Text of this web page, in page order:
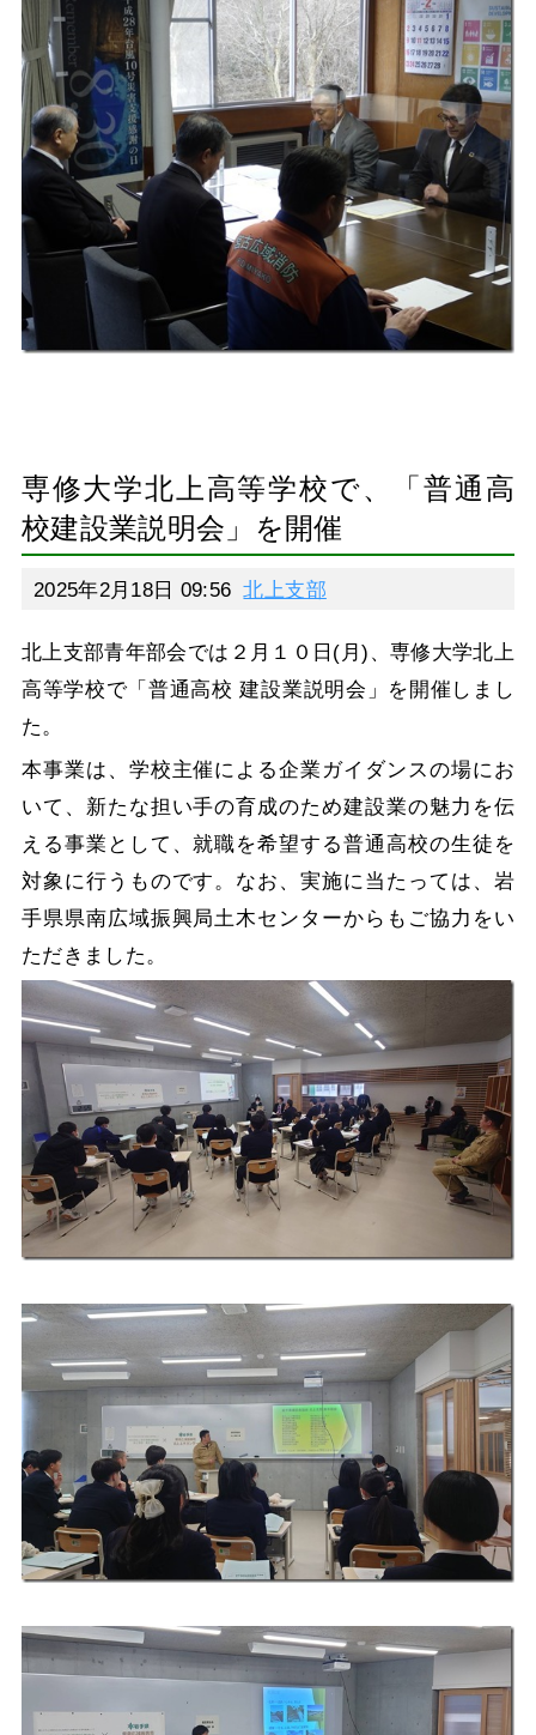
専修大学北上高等学校で、「普通高
校建設業説明会」を開催
2025年2月18日 09:56 北上支部
北上支部青年部会では２月１０日(月)、専修大学北上
高等学校で「普通高校 建設業説明会」を開催しまし
た。
本事業は、学校主催による企業ガイダンスの場にお
いて、新たな担い手の育成のため建設業の魅力を伝
える事業として、就職を希望する普通高校の生徒を
対象に行うものです。なお、実施に当たっては、岩
手県県南広域振興局土木センターからもご協力をい
ただきました。